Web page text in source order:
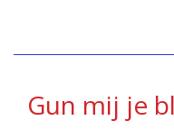
Gun mij je